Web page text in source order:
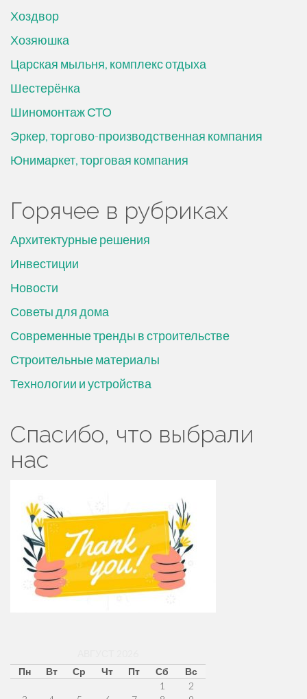
Хоздвор
Хозяюшка
Царская мыльня, комплекс отдыха
Шестерёнка
Шиномонтаж СТО
Эркер, торгово-производственная компания
Юнимаркет, торговая компания
Горячее в рубриках
Архитектурные решения
Инвестиции
Новости
Советы для дома
Современные тренды в строительстве
Строительные материалы
Технологии и устройства
Спасибо, что выбрали
нас
Пн
Вт Ср Чт Пт Сб
Вс
1
2